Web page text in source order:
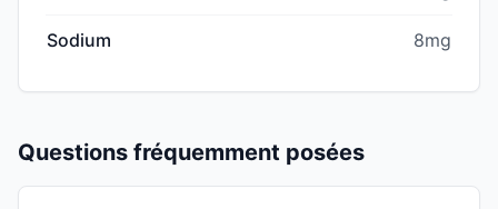
Sodium 8mg
Questions fréquemment posées